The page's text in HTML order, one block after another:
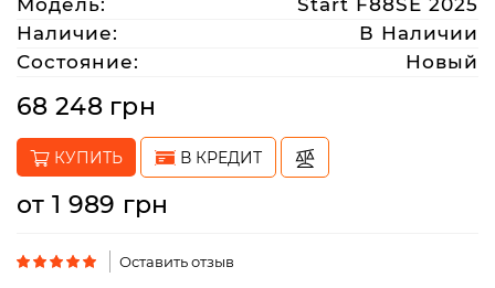
212
08
76
artmoto.info@gmail.com
Режим
работы:
Пт
Наличие:
В Наличии
Состояние:
Новый
68 248 грн
КУПИТЬ В КРЕДИТ
от 1 989 грн
Оставить отзыв